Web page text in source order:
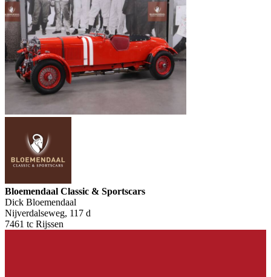
Bloemendaal Classic & Sportscars
Dick Bloemendaal
Nijverdalseweg, 117 d
7461 tc Rijssen